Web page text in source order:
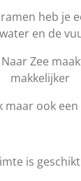
heb je
en de
Zee
makkelijker
maar ook
is